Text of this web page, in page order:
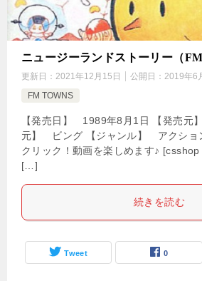
ニュージーランドストーリー（FM
更新日： 2021年12月15日 公開日： 2019年6
FM TOWNS
【発売日】 1989年8月1日 【発売元
元】 ビング 【ジャンル】 アクショ
クリック！動画を楽しめます♪
[…]
続きを読む
Tweet 0